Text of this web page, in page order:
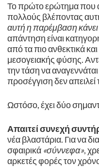
Το πρώτο ερώτημα που
πολλούς βλέποντας αυτή
αυτή η παρέμβαση
απάντηση είναι
από τα πιο ανθεκτικά και
μεσογειακής φύσης.
την τάση να
προσέγγιση δεν απειλεί
Ωστόσο, έχει δύο
Απαιτεί συνεχή
νέα βλαστάρια. Για να
σφαιρικά «σύννεφα»,
αρκετές φορές τον